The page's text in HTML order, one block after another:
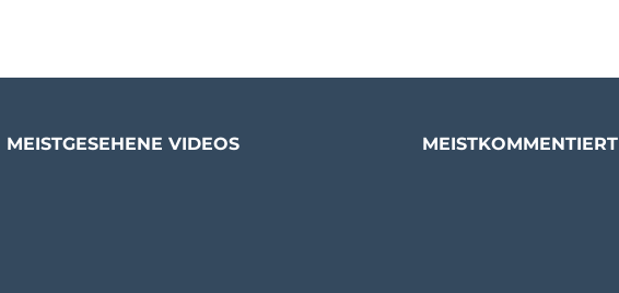
MEISTGESEHENE VIDEOS MEISTKOMMENTIERT